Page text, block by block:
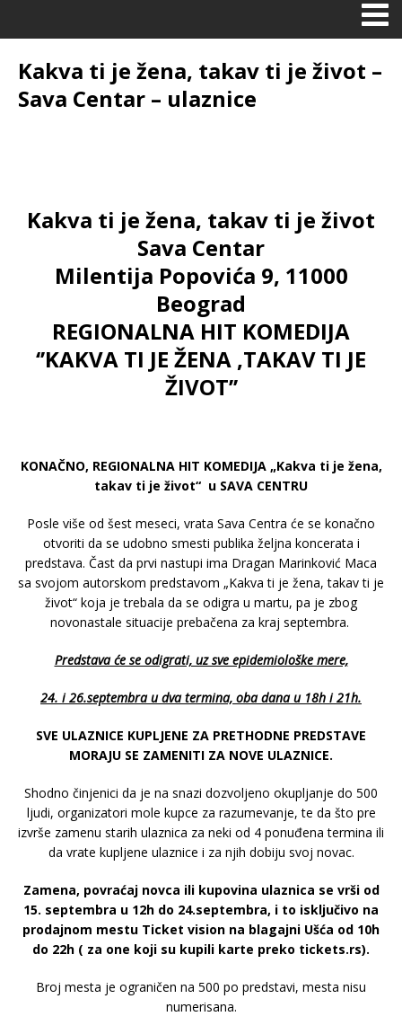
Kakva ti je žena, takav ti je život –
Sava Centar – ulaznice
Kakva ti je žena, takav ti je život
Sava Centar
Milentija Popovića 9, 11000
Beograd
REGIONALNA HIT KOMEDIJA
‘’KAKVA TI JE ŽENA ,TAKAV TI JE
ŽIVOT’’
KONAČNO, REGIONALNA HIT KOMEDIJA „Kakva ti je žena,
takav ti je život“ u SAVA CENTRU
Posle više od šest meseci, vrata Sava Centra će se konačno
otvoriti da se udobno smesti publika željna koncerata i
predstava. Čast da prvi nastupi ima Dragan Marinković Maca
sa svojom autorskom predstavom „Kakva ti je žena, takav ti je
život“ koja je trebala da se odigra u martu, pa je zbog
novonastale situacije prebačena za kraj septembra.
Predstava će se odigrati, uz sve epidemiološke mere,
24. i 26.septembra u dva termina, oba dana u 18h i 21h.
SVE ULAZNICE KUPLJENE ZA PRETHODNE PREDSTAVE
MORAJU SE ZAMENITI ZA NOVE ULAZNICE.
Shodno činjenici da je na snazi dozvoljeno okupljanje do 500
ljudi, organizatori mole kupce za razumevanje, te da što pre
izvrše zamenu starih ulaznica za neki od 4 ponuđena termina ili
da vrate kupljene ulaznice i za njih dobiju svoj novac.
Zamena, povraćaj novca ili kupovina ulaznica se vrši od
15. septembra u 12h do 24.septembra, i to isključivo na
prodajnom mestu Ticket vision na blagajni Ušća od 10h
do 22h ( za one koji su kupili karte preko tickets.rs).
Broj mesta je ograničen na 500 po predstavi, mesta nisu
numerisana.